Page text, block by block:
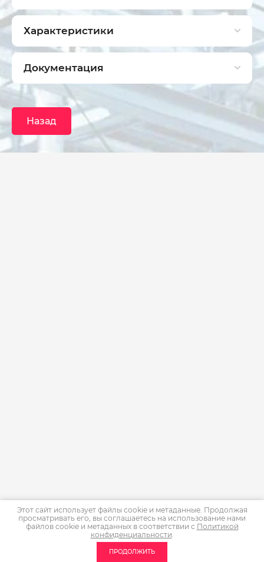
Характеристики
Документация
Назад
Этот сайт использует файлы cookie и метаданные. Продолжая
просматривать его, вы соглашаетесь на использование нами
файлов cookie и метаданных в соответствии с Политикой
конфиденциальности.
ПРОДОЛЖИТЬ